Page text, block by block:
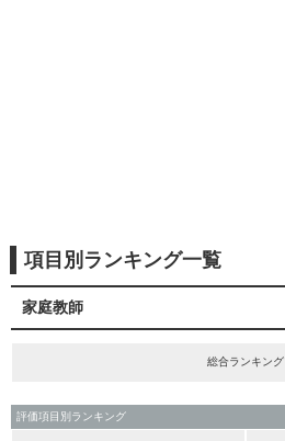
項目別ランキング一覧
家庭教師
総合ランキング
評価項目別ランキング